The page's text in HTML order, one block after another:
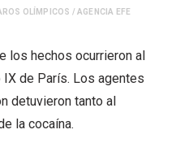
OLÍMPICOS / AGENCIA EFE
los hechos ocurrieron al
de París. Los agentes
detuvieron tanto al
la cocaína.